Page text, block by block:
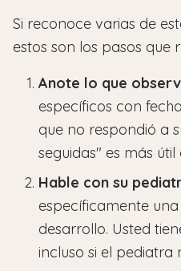
Si reconoce varias de
estos son los pasos que
Anote lo que
específicos con
que no respondió a
seguidas" es más
Hable con su
específicamente
desarrollo. Usted
incluso si el